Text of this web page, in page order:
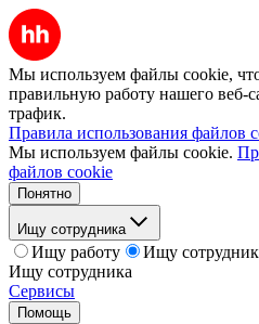
Мы используем файлы cookie,
правильную работу нашего веб-
трафик.
Правила использования файлов
Мы используем файлы cookie.
файлов cookie
Понятно
Ищу сотрудника
Ищу работу
Ищу
Ищу сотрудника
Сервисы
Помощь